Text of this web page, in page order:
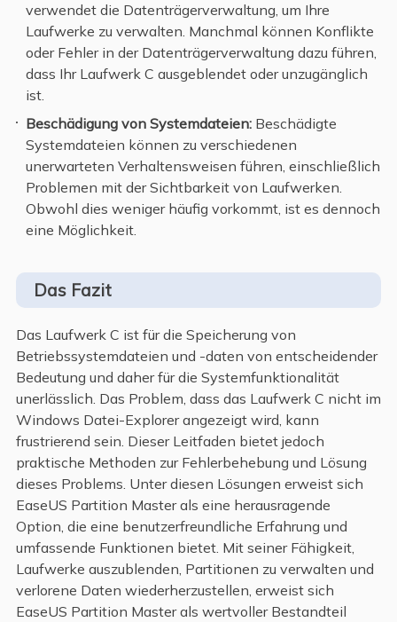
verwendet die Datenträgerverwaltung, um Ihre
Laufwerke zu verwalten. Manchmal können Konflikte
oder Fehler in der Datenträgerverwaltung dazu führen,
dass Ihr Laufwerk C ausgeblendet oder unzugänglich
ist.
Beschädigung von Systemdateien: Beschädigte
Systemdateien können zu verschiedenen
unerwarteten Verhaltensweisen führen, einschließlich
Problemen mit der Sichtbarkeit von Laufwerken.
Obwohl dies weniger häufig vorkommt, ist es dennoch
eine Möglichkeit.
Das Fazit
Das Laufwerk C ist für die Speicherung von
Betriebssystemdateien und -daten von entscheidender
Bedeutung und daher für die Systemfunktionalität
unerlässlich. Das Problem, dass das Laufwerk C nicht im
Windows Datei-Explorer angezeigt wird, kann
frustrierend sein. Dieser Leitfaden bietet jedoch
praktische Methoden zur Fehlerbehebung und Lösung
dieses Problems. Unter diesen Lösungen erweist sich
EaseUS Partition Master als eine herausragende
Option, die eine benutzerfreundliche Erfahrung und
umfassende Funktionen bietet. Mit seiner Fähigkeit,
Laufwerke auszublenden, Partitionen zu verwalten und
verlorene Daten wiederherzustellen, erweist sich
EaseUS Partition Master als wertvoller Bestandteil